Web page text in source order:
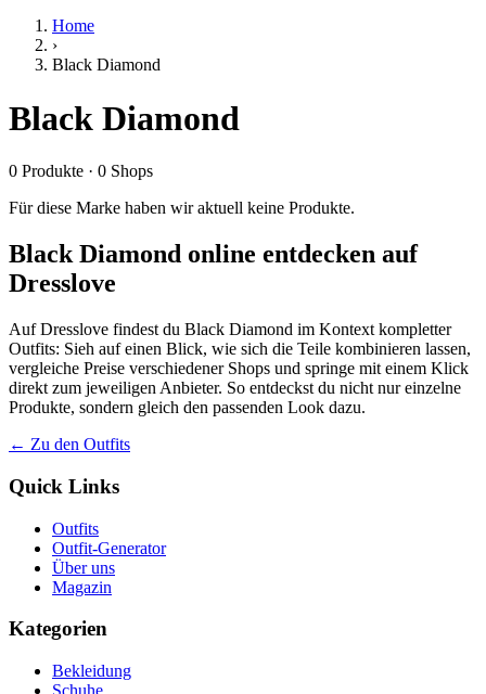
Home
›
Black Diamond
Black Diamond
0 Produkte · 0 Shops
Für diese Marke haben wir aktuell keine Produkte.
Black Diamond online entdecken auf
Dresslove
Auf Dresslove findest du Black Diamond im Kontext kompletter
Outfits: Sieh auf einen Blick, wie sich die Teile kombinieren lassen,
vergleiche Preise verschiedener Shops und springe mit einem Klick
direkt zum jeweiligen Anbieter. So entdeckst du nicht nur einzelne
Produkte, sondern gleich den passenden Look dazu.
← Zu den Outfits
Quick Links
Outfits
Outfit-Generator
Über uns
Magazin
Kategorien
Bekleidung
Schuhe